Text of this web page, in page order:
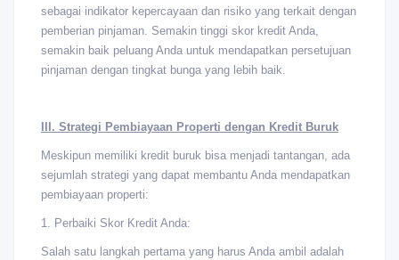
sebagai indikator kepercayaan dan risiko yang terkait dengan
pemberian pinjaman. Semakin tinggi skor kredit Anda,
semakin baik peluang Anda untuk mendapatkan persetujuan
pinjaman dengan tingkat bunga yang lebih baik.
III. Strategi Pembiayaan Properti dengan Kredit Buruk
Meskipun memiliki kredit buruk bisa menjadi tantangan, ada
sejumlah strategi yang dapat membantu Anda mendapatkan
pembiayaan properti:
1. Perbaiki Skor Kredit Anda:
Salah satu langkah pertama yang harus Anda ambil adalah